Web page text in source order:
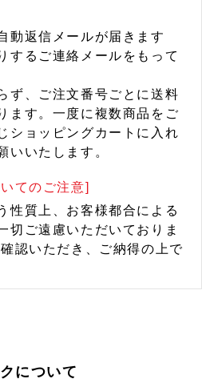
動返信メールが届きます
するご連絡メールをもって
ず、ご注文番号ごとに送料
ます。一度に複数商品をご
ショッピングカートに入れ
いいたします。
てのご注意]
性質上、お客様都合による
切ご遠慮いただいておりま
認いただき、ご納得の上で
について